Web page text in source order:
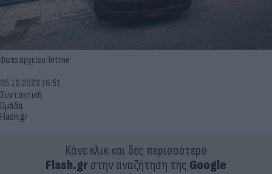
Φωτο αρχείου: Intime
Συντακτική
Ομάδα
Flash.gr
05.10.2023 16:51
Κάνε κλικ και δες περισσότερο
Flash.grστην αναζήτηση της Google